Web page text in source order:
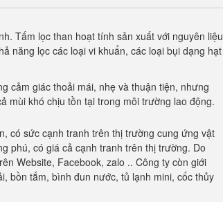
Tấm lọc than hoạt tính sản xuất với nguyên liệu
năng lọc các loại vi khuẩn, các loại bụi dạng hạt
cảm giác thoải mái, nhẹ và thuận tiện, nhưng
mùi khó chịu tồn tại trong môi trường lao động.
có sức cạnh tranh trên thị trường cung ứng vật
phú, có giá cả cạnh tranh trên thị trường. Do
Website, Facebook, zalo .. Công ty còn giới
bồn tắm, bình đun nước, tủ lạnh mini, cốc thủy